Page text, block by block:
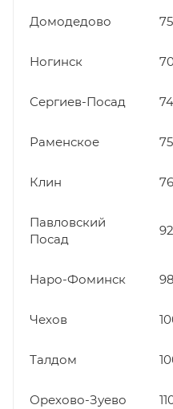
Домодедово 75
Ногинск
Сергиев-Посад 74
Раменское 75
Клин 76
Павловский
Посад
92
Наро-Фоминск 98
Чехов
Талдом
Орехово-Зуево